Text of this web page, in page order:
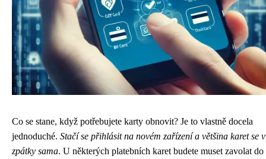
Co se stane, když potřebujete karty obnovit? Je to vlastně docela
jednoduché. Stačí se přihlásit na novém zařízení a většina karet se
zpátky sama. U některých platebních karet budete muset zavolat do